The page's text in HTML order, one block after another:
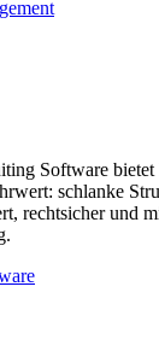
Software
schlanke
rechtsicher und